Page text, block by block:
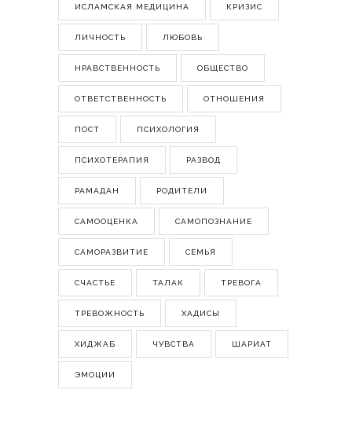
ИСЛАМСКАЯ МЕДИЦИНА КРИЗИС
ЛИЧНОСТЬ ЛЮБОВЬ
НРАВСТВЕННОСТЬ ОБЩЕСТВО
ОТВЕТСТВЕННОСТЬ ОТНОШЕНИЯ
ПОСТ ПСИХОЛОГИЯ
ПСИХОТЕРАПИЯ РАЗВОД
РАМАДАН РОДИТЕЛИ
САМООЦЕНКА САМОПОЗНАНИЕ
САМОРАЗВИТИЕ СЕМЬЯ
СЧАСТЬЕ ТАЛАК ТРЕВОГА
ТРЕВОЖНОСТЬ ХАДИСЫ
ХИДЖАБ ЧУВСТВА ШАРИАТ
ЭМОЦИИ